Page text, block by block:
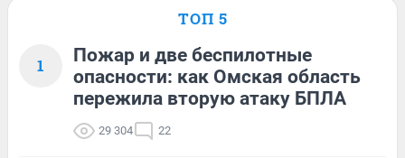
ТОП 5
1
Пожар и две беспилотные
опасности: как Омская область
пережила вторую атаку БПЛА
29 304 22